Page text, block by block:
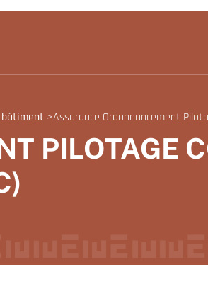
bâtiment >Assurance Ordonnancement
PILOTAGE